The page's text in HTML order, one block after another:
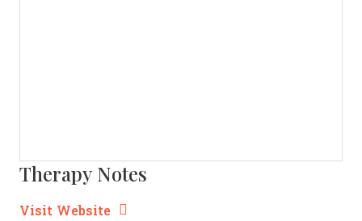
Therapy Notes
Visit WebsiteOpens New Window